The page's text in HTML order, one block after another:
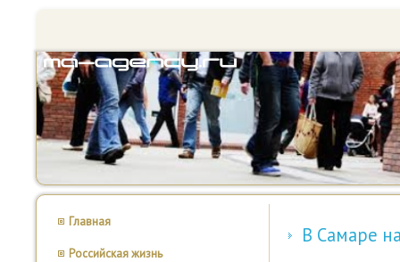
Главная
Российская жизнь
В Самаре